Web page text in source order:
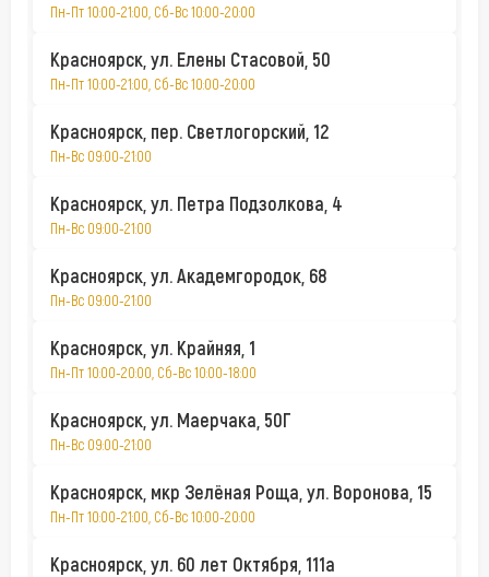
Пн-Пт 10:00-21:00, Сб-Вс 10:00-20:00
Красноярск, ул. Елены Стасовой, 50
Пн-Пт 10:00-21:00, Сб-Вс 10:00-20:00
Красноярск, пер. Светлогорский, 12
Пн-Вс 09:00-21:00
Красноярск, ул. Петра Подзолкова, 4
Пн-Вс 09:00-21:00
Красноярск, ул. Академгородок, 68
Пн-Вс 09:00-21:00
Красноярск, ул. Крайняя, 1
Пн-Пт 10:00-20:00, Сб-Вс 10:00-18:00
Красноярск, ул. Маерчака, 50Г
Пн-Вс 09:00-21:00
Красноярск, мкр Зелёная Роща, ул. Воронова, 15
Пн-Пт 10:00-21:00, Сб-Вс 10:00-20:00
Красноярск, ул. 60 лет Октября, 111а